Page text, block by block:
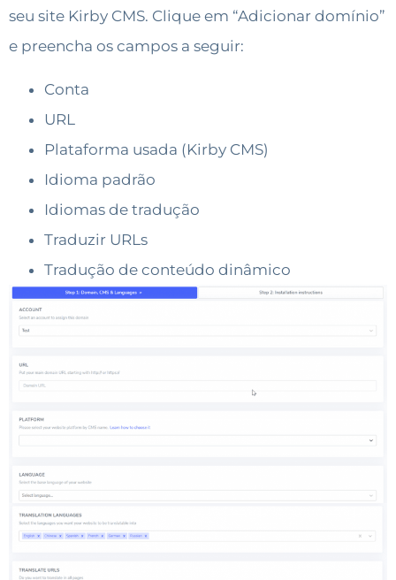
seu site Kirby CMS. Clique em “Adicionar domínio”
e preencha os campos a seguir:
Conta
URL
Plataforma usada (Kirby CMS)
Idioma padrão
Idiomas de tradução
Traduzir URLs
Tradução de conteúdo dinâmico